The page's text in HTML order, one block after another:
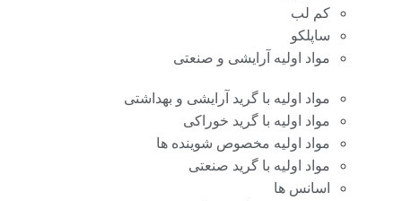
کم لب
ساپلکو
مواد اولیه آرایشی و صنعتی
مواد اولیه با گرید آرایشی و بهداشتی
مواد اولیه با گرید خوراکی
مواد اولیه مخصوص شوینده ها
مواد اولیه با گرید صنعتی
اسانس ها